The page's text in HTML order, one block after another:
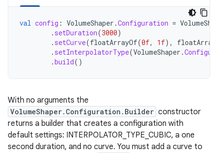
val config : VolumeShaper .Configuration =
. setDuration(3000)
. setCurve(floatArrayOf(0f, 1f),
. setInterpolatorType(VolumeShaper .
.build()
With no arguments the
VolumeShaper. Configuration . Builder constructor
returns a builder that creates a configuration with
default settings: INTERPOLATOR_TYPE_CUBIC, a one
second duration, and no curve. You must add a curve to